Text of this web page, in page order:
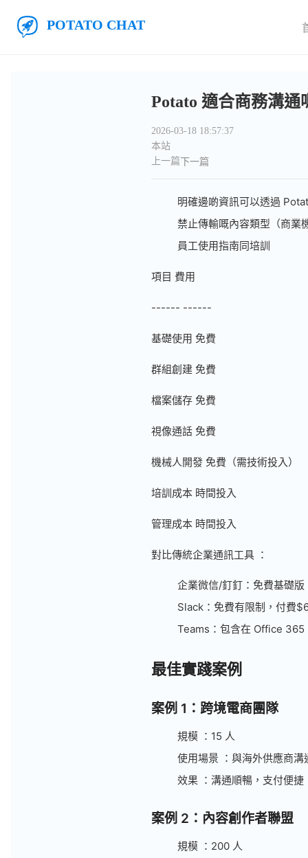
Potato聊天
Potato 適合商務溝
2026-03-18 18:57:37
本站
上一篇下一篇
明確邊啲資訊可以透過
禁止傳輸嘅內容類型（商業
員工使用指南同培訓
項目 費用
------ ------
基礎使用 免費
群組創建 免費
檔案儲存 免費
視像通話 免費
機械人開發 免費（需技術投入）
培訓成本 時間投入
管理成本 時間投入
對比傳統企業通訊工具 ：
企業微信/釘釘：免費基礎版
Slack：免費有限制，付費
Teams：包含在 Office 365
最佳實踐案例
案例 1：跨境電商團隊
規模 ：15 人
使用場景 ：與海外供應商溝
效果 ：溝通順暢，支付便捷
案例 2：內容創作者聯盟
規模 ：200 人